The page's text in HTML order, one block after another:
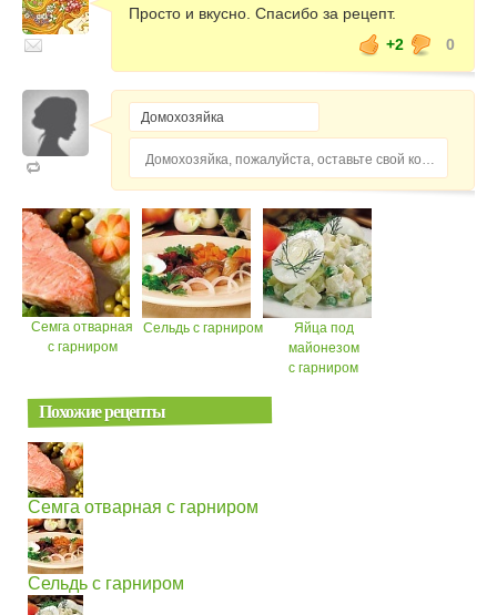
Просто и вкусно. Спасибо за рецепт.
+2
0
Домохозяйка, пожалуйста, оставьте свой комментарий...
Семга отварная
с гарниром
Сельдь с гарниром
Яйца под
майонезом
с гарниром
Похожие рецепты
Семга отварная с гарниром
Сельдь с гарниром